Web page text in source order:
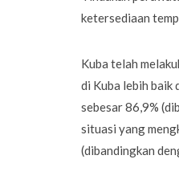
ketersediaan
Kuba telah
di Kuba lebih baik
sebesar 86,9%
situasi yang
(dibandingkan